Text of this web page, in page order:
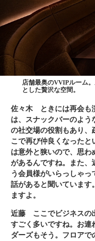
店舗最奥のVVIPルーム
とした贅沢な空間。
佐々木ときには再会も
は、スナックバーのよう
の社交場の役割もあり、
こで再び仲良くなったと
は意外と狭いので、思わ
があるんですね。また、
う会員様がいらっしゃ
話があると聞いています
ますよ。
近藤 ここでビジネスの
すごく多いですね。お連
ダーズもそう。フロア